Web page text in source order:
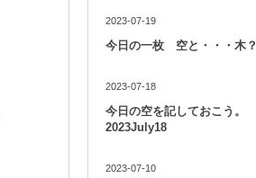
2023-07-19
今日の一枚 空と・・・木？
2023-07-18
今日の空を記しておこう。
2023July18
2023-07-10